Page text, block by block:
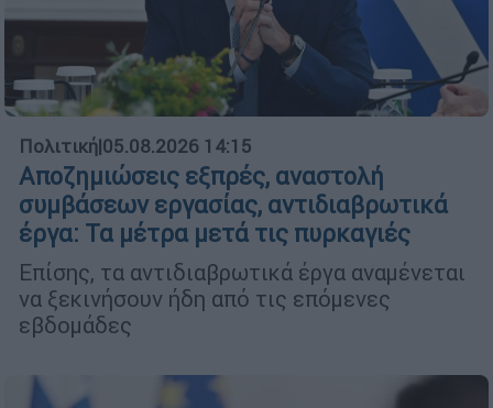
Πολιτική|05.08.2026 14:15
Αποζημιώσεις εξπρές, αναστολή
συμβάσεων εργασίας, αντιδιαβρωτικά
έργα: Τα μέτρα μετά τις πυρκαγιές
Επίσης, τα αντιδιαβρωτικά έργα αναμένεται
να ξεκινήσουν ήδη από τις επόμενες
εβδομάδες